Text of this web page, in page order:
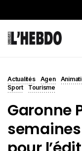
Actualités Agen
Sport
Tourisme
Garonne